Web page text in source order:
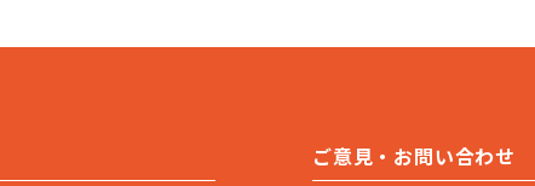
ご意見・お問い合わせ